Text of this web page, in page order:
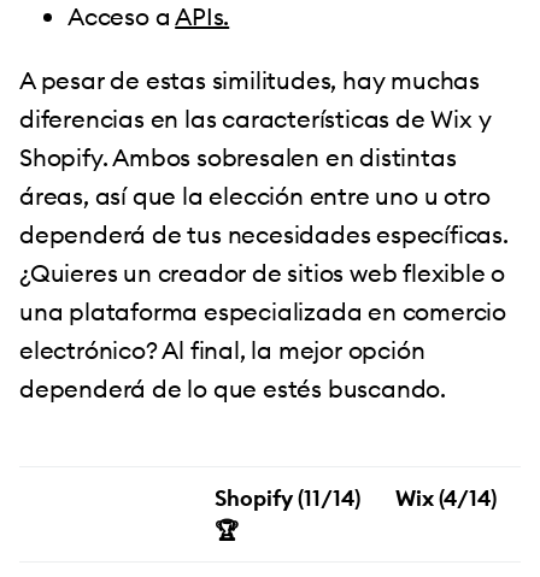
Acceso aAPIs.
A pesar de estas similitudes, hay muchas
diferencias en las características de Wix y
Shopify. Ambos sobresalen en distintas
áreas, así que la elección entre uno u otro
dependerá de tus necesidades específicas.
¿Quieres un creador de sitios web flexible o
una plataforma especializada en comercio
electrónico? Al final, la mejor opción
dependerá de lo que estés buscando.
Shopify (11/14)
🏆
Wix (4/14)